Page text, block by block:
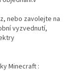
nebo zavolejte na
vyzvednutí,
Minecraft :